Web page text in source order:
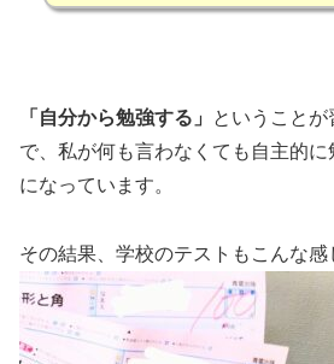
「自分から勉強する」
ということ
で、私が何も言わなくても自主的
になっています。
その結果、学校のテストもこんな感